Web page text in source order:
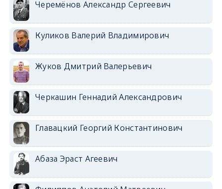
Черемёнов Александр Сергеевич
Куликов Валерий Владимирович
Жуков Дмитрий Валерьевич
Черкашин Геннадий Александрович
Главацкий Георгий Константинович
Абаза Эраст Агеевич